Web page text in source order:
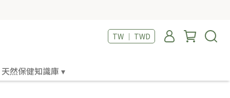
TW ｜ TWD
天然保健知識庫 ▾